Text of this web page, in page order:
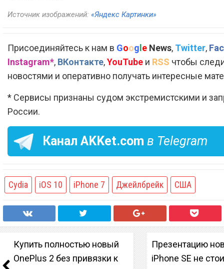
Источник изображений: «Яндекс Картинки»
Присоединяйтесь к нам в Google News, Twitter,
Instagram*, ВКонтакте,YouTube и RSS чтобы
новостями и оперативно получать интересные
* Сервисы признаны судом экстремистскими и
России.
Канал AKKet.com в Telegram
Cydia iOS 10 iPhone 7 Джейлбрейк США
Купить полностью новый
OnePlus 2 без привязки к
Презентацию
iPhone SE не